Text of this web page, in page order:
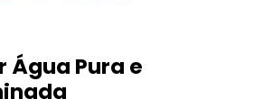
Água Pura e